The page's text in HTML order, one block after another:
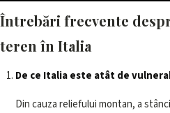
Întrebări frecvente
teren în Italia
De ce Italia este atât de
Din cauza reliefului montan, a